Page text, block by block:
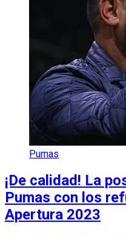
Pumas
¡De calidad! La
Pumas con los
Apertura 2023